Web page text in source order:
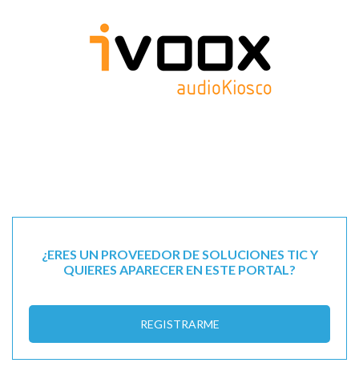
¿ERES UN PROVEEDOR DE SOLUCIONES TIC Y
QUIERES APARECER EN ESTE PORTAL?
REGISTRARME